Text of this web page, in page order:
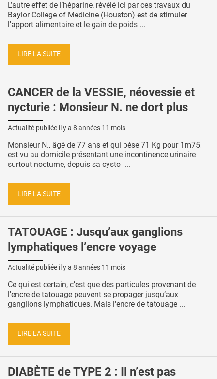
L’autre effet de l’héparine, révélé ici par ces travaux du
Baylor College of Medicine (Houston) est de stimuler
l'apport alimentaire et le gain de poids ...
LIRE LA SUITE
CANCER de la VESSIE, néovessie et
nycturie : Monsieur N. ne dort plus
Actualité publiée il y a 8 années 11 mois
Monsieur N., âgé de 77 ans et qui pèse 71 Kg pour 1m75,
est vu au domicile présentant une incontinence urinaire
surtout nocturne, depuis sa cysto- ...
LIRE LA SUITE
TATOUAGE : Jusqu’aux ganglions
lymphatiques l’encre voyage
Actualité publiée il y a 8 années 11 mois
Ce qui est certain, c’est que des particules provenant de
l'encre de tatouage peuvent se propager jusqu’aux
ganglions lymphatiques. Mais l'encre de tatouage ...
LIRE LA SUITE
DIABÈTE de TYPE 2 : Il n’est pas